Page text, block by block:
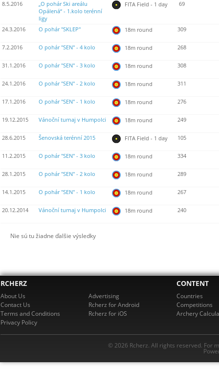
8.5.2016
„O pohár Ski areálu
Opálená“ - 1.kolo terénní
ligy
FITA Field - 1 day 69
24.3.2016 O pohár "SKLEP" 18m round 309
7.2.2016 O pohár "SEN" - 4 kolo 18m round 268
31.1.2016 O pohár "SEN" - 3 kolo 18m round 308
24.1.2016 O pohár "SEN" - 2 kolo 18m round 311
17.1.2016 O pohár "SEN" - 1 kolo 18m round 276
19.12.2015 Vánoční turnaj v Humpolci 18m round 249
28.6.2015 Šenovská terénní 2015 FITA Field - 1 day 105
11.2.2015 O pohár "SEN" - 3 kolo 18m round 334
28.1.2015 O pohár "SEN" - 2 kolo 18m round 289
14.1.2015 O pohár "SEN" - 1 kolo 18m round 267
20.12.2014 Vánoční turnaj v Humpolci 18m round 240
Nie sú tu žiadne ďalšie výsledky
RCHERZ
About Us
Contact Us
Terms and Conditions
Privacy Policy
Advertising
Rcherz for Android
Rcherz for iOS
CONTENT
Countries
Competitions
Archery
© 2026 Rcherz. All rights reserved. For